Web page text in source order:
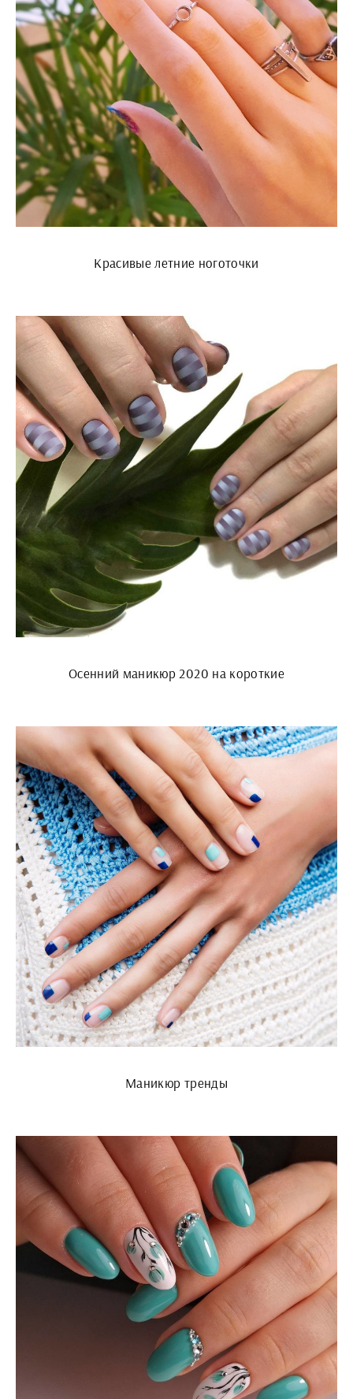
Красивые летние ноготочки
Осенний маникюр 2020 на короткие
Маникюр тренды